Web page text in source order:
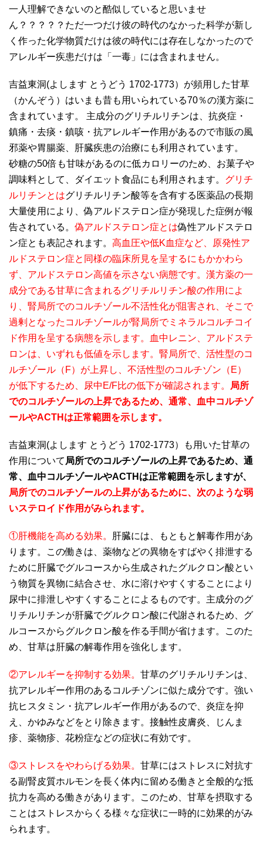
一人理解できないのと酷似していると思いませ
ん？？？？？ただ一つだけ彼の時代のなかった科学が新し
く作った化学物質だけは彼の時代には存在しなかったので
アレルギー疾患だけは「一毒」には含まれません。
吉益東洞(よします とうどう 1702-1773）が頻用した甘草
（かんぞう）はいまも昔も用いられている70％の漢方薬に
含まれています。 主成分のグリチルリチンは、抗炎症・
鎮痛・去痰・鎮咳・抗アレルギー作用があるので市販の風
邪薬や胃腸薬、肝臓疾患の治療にも利用されています。
砂糖の50倍も甘味があるのに低カロリーのため、お菓子や
調味料として、ダイエット食品にも利用されます。 グリチ
ルリチンとはグリチルリチン酸等を含有する医薬品の長期
大量使用により、偽アルドステロン症が発現した症例が報
告されている。 偽アルドステロン症とは偽性アルドステロ
ン症とも表記されます。 高血圧や低K血症など、原発性ア
ルドステロン症と同様の臨床所見を呈するにもかかわら
ず、アルドステロン高値を示さない病態です。漢方薬の一
成分である甘草に含まれるグリチルリチン酸の作用によ
り、腎局所でのコルチゾール不活性化が阻害され、そこで
過剰となったコルチゾールが腎局所でミネラルコルチコイ
ド作用を呈する病態を示します。血中レニン、アルドステ
ロンは、いずれも低値を示します。腎局所で、活性型のコ
ルチゾール（F）が上昇し、不活性型のコルチゾン（E）
が低下するため、尿中E/F比の低下が確認されます。
局所
でのコルチゾールの上昇であるため、通常、血中コルチゾ
ールやACTHは正常範囲を示します。
吉益東洞(よします とうどう 1702-1773）も用いた甘草の
作用について 局所でのコルチゾールの上昇であるため、通
常、血中コルチゾールやACTHは正常範囲を示しますが、
局所でのコルチゾールの上昇があるために、次のような弱
いステロイド作用がみられます。
①肝機能を高める効果。
肝臓には、もともと解毒作用があ
ります。この働きは、薬物などの異物をすばやく排泄する
ために肝臓でグルコースから生成されたグルクロン酸とい
う物質を異物に結合させ、水に溶けやすくすることにより
尿中に排泄しやすくすることによるものです。主成分のグ
リチルリチンが肝臓でグルクロン酸に代謝されるため、グ
ルコースからグルクロン酸を作る手間が省けます。このた
め、甘草は肝臓の解毒作用を強化します。
②アレルギーを抑制する効果。 甘草のグリチルリチンは、
抗アレルギー作用のあるコルチゾンに似た成分です。強い
抗ヒスタミン・抗アレルギー作用があるので、炎症を抑
え、かゆみなどをとり除きます。接触性皮膚炎、じんま
疹、薬物疹、花粉症などの症状に有効です。
③ストレスをやわらげる効果。 甘草にはストレスに対抗す
る副腎皮質ホルモンを長く体内に留める働きと全般的な抵
抗力を高める働きがあります。このため、甘草を摂取する
ことはストレスからくる様々な症状に一時的に効果的がみ
られます。